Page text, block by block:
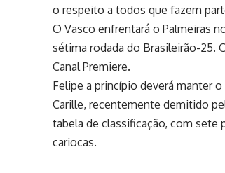
o respeito a todos que fazem
O Vasco enfrentará o Palmeiras
sétima rodada do Brasileirão-25.
Canal Premiere.
Felipe a princípio deverá manter
Carille, recentemente demitido
tabela de classificação, com sete
cariocas.